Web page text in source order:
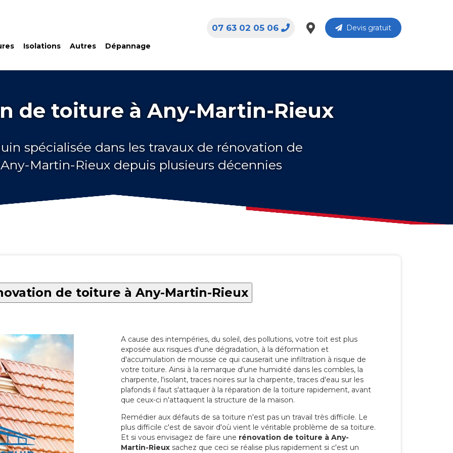
Isolations Autres Dépannage
Devis gratuit
07 63 02 05 06
de toiture à Any-Martin-Rieux
spécialisée dans les travaux de rénovation de
Martin-Rieux depuis plusieurs décennies
de toiture à Any-Martin-Rieux
A cause des intempéries, du soleil, des pollutions, votre toit est plus
exposée aux risques d'une dégradation, à la déformation et
d'accumulation de mousse ce qui causerait une infiltration à risque de
votre toiture. Ainsi à la remarque d'une humidité dans les combles, la
charpente, l'isolant, traces noires sur la charpente, traces d'eau sur les
plafonds il faut s'attaquer à la réparation de la toiture rapidement, avant
que ceux-ci n'attaquent la structure de la maison.
Remédier aux défauts de sa toiture n'est pas un travail très difficile. Le
plus difficile c'est de savoir d'où vient le véritable problème de sa toiture.
Et si vous envisagez de faire une rénovation de toiture à Any-
Martin-Rieux sachez que ceci se réalise plus rapidement si c'est un